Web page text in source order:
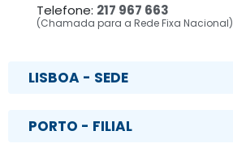
Telefone: 217 967 663
(Chamada para a Rede Fixa Nacional)
LISBOA - SEDE
PORTO - FILIAL